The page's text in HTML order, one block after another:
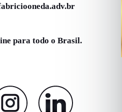
para todo o Brasil.